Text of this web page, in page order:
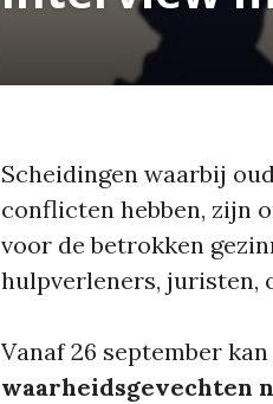
Scheidingen waarbij
conflicten hebben, zijn
voor de betrokken
hulpverleners, juristen,
Vanaf 26 september
waarheidsgevechten